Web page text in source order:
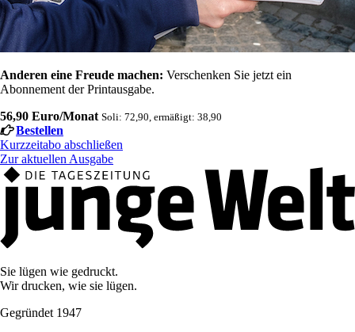
Anderen eine Freude machen: Verschenken Sie jetzt ein
Abonnement der Printausgabe.
56,90 Euro/Monat Soli: 72,90, ermäßigt: 38,90
Bestellen
Kurzzeitabo abschließen
Zur aktuellen Ausgabe
Sie lügen wie gedruckt.
Wir drucken, wie sie lügen.
Gegründet 1947